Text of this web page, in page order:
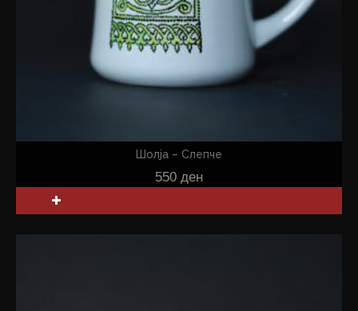
Шолја – Слепче
550 ден